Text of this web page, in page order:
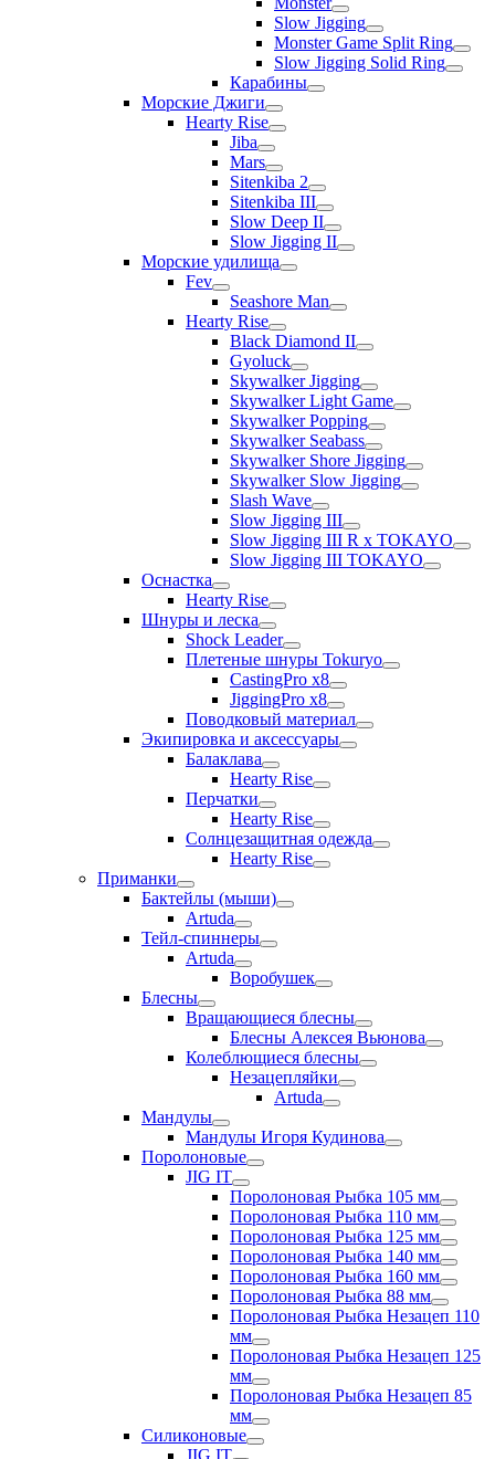
Slow Jigging
Monster Game Split Ring
Slow Jigging Solid Ring
Карабины
Морские Джиги
Hearty Rise
Jiba
Mars
Sitenkiba 2
Sitenkiba III
Slow Deep II
Slow Jigging II
Морские удилища
Fev
Seashore Man
Hearty Rise
Black Diamond II
Gyoluck
Skywalker Jigging
Skywalker Light Game
Skywalker Popping
Skywalker Seabass
Skywalker Shore Jigging
Skywalker Slow Jigging
Slash Wave
Slow Jigging III
Slow Jigging III R x TOKAYO
Slow Jigging III TOKAYO
Оснастка
Hearty Rise
Шнуры и леска
Shock Leader
Плетеные шнуры Tokuryo
CastingPro x8
JiggingPro x8
Поводковый материал
Экипировка и аксессуары
Балаклава
Hearty Rise
Перчатки
Hearty Rise
Солнцезащитная одежда
Hearty Rise
Приманки
Бактейлы (мыши)
Artuda
Тейл-спиннеры
Artuda
Воробушек
Блесны
Вращающиеся блесны
Блесны Алексея Вьюнова
Колеблющиеся блесны
Незацепляйки
Artuda
Мандулы
Мандулы Игоря Кудинова
Поролоновые
JIG IT
Поролоновая Рыбка 105 мм
Поролоновая Рыбка 110 мм
Поролоновая Рыбка 125 мм
Поролоновая Рыбка 140 мм
Поролоновая Рыбка 160 мм
Поролоновая Рыбка 88 мм
Поролоновая Рыбка Незацеп 110
мм
Поролоновая Рыбка Незацеп 125
мм
Поролоновая Рыбка Незацеп 85
мм
Силиконовые